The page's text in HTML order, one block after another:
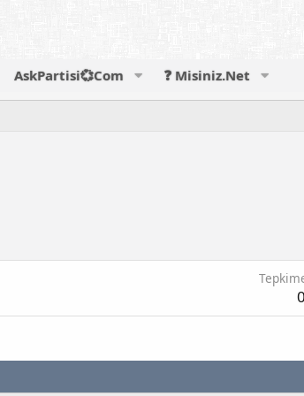
AskPartisi💞Com ❓ Misiniz.Net
0